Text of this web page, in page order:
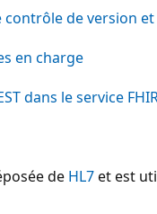
de version
en charge
dans le service
de HL7et est